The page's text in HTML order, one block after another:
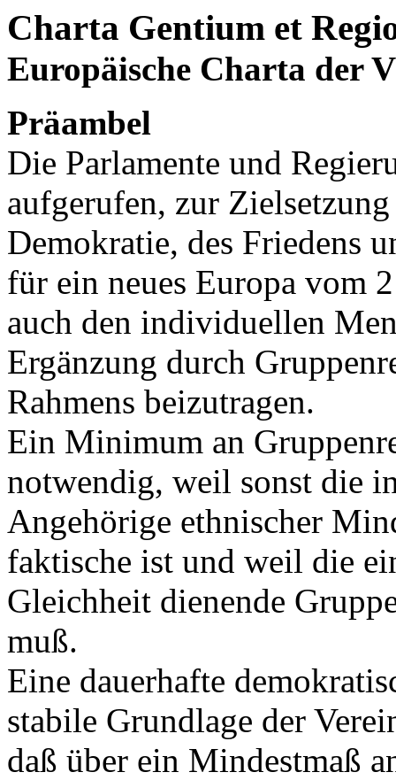
Charta Gentium et
Europäische Charta der
Präambel
Die Parlamente und
aufgerufen, zur
Demokratie, des Friedens
für ein neues Europa vom
auch den individuellen
Ergänzung durch
Rahmens beizutragen.
Ein Minimum an
notwendig, weil sonst die
Angehörige ethnischer
faktische ist und weil die
Gleichheit dienende
muß.
Eine dauerhafte
stabile Grundlage der
daß über ein Mindestmaß